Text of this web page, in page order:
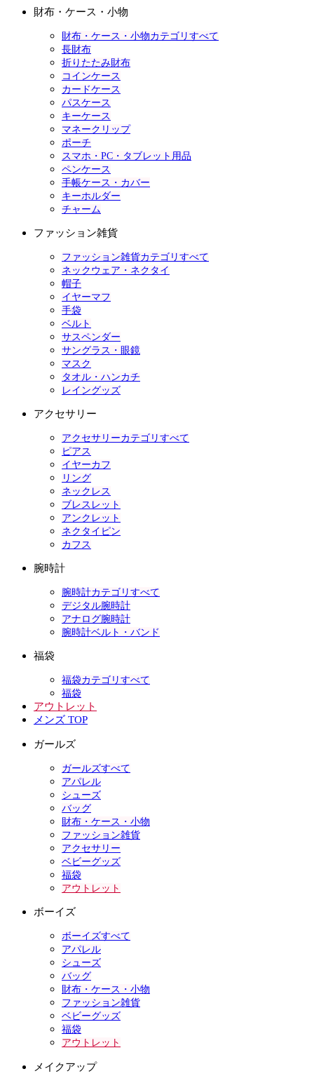
財布・ケース・小物
財布・ケース・小物カテゴリすべて
長財布
折りたたみ財布
コインケース
カードケース
パスケース
キーケース
マネークリップ
ポーチ
スマホ・PC・タブレット用品
ペンケース
手帳ケース・カバー
キーホルダー
チャーム
ファッション雑貨
ファッション雑貨カテゴリすべて
ネックウェア・ネクタイ
帽子
イヤーマフ
手袋
ベルト
サスペンダー
サングラス・眼鏡
マスク
タオル・ハンカチ
レイングッズ
アクセサリー
アクセサリーカテゴリすべて
ピアス
イヤーカフ
リング
ネックレス
ブレスレット
アンクレット
ネクタイピン
カフス
腕時計
腕時計カテゴリすべて
デジタル腕時計
アナログ腕時計
腕時計ベルト・バンド
福袋
福袋カテゴリすべて
福袋
アウトレット
メンズ TOP
ガールズ
ガールズすべて
アパレル
シューズ
バッグ
財布・ケース・小物
ファッション雑貨
アクセサリー
ベビーグッズ
福袋
アウトレット
ボーイズ
ボーイズすべて
アパレル
シューズ
バッグ
財布・ケース・小物
ファッション雑貨
ベビーグッズ
福袋
アウトレット
メイクアップ